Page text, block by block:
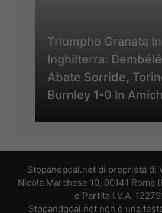
Triumpho Granata In
Inghilterra:
Abate Sorride,
Burnley 1-0 In
Stopandgoal.net di proprietà di
Nicola Marchese 10, 00141 Roma
e Partita I.V.A.
Stopandgoal.net non è una